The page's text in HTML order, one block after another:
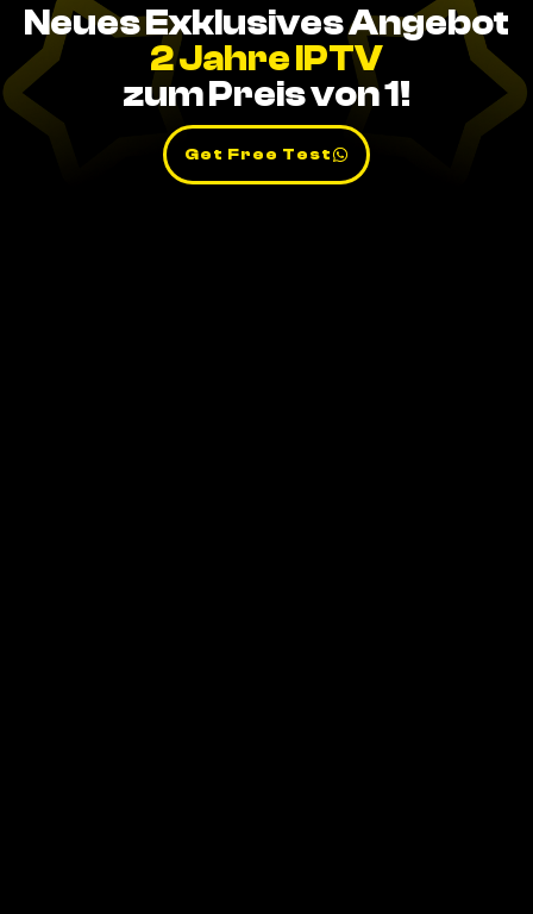
Neues Exklusives Angebot
2 Jahre IPTV
zum Preis von 1!
Get Free Test